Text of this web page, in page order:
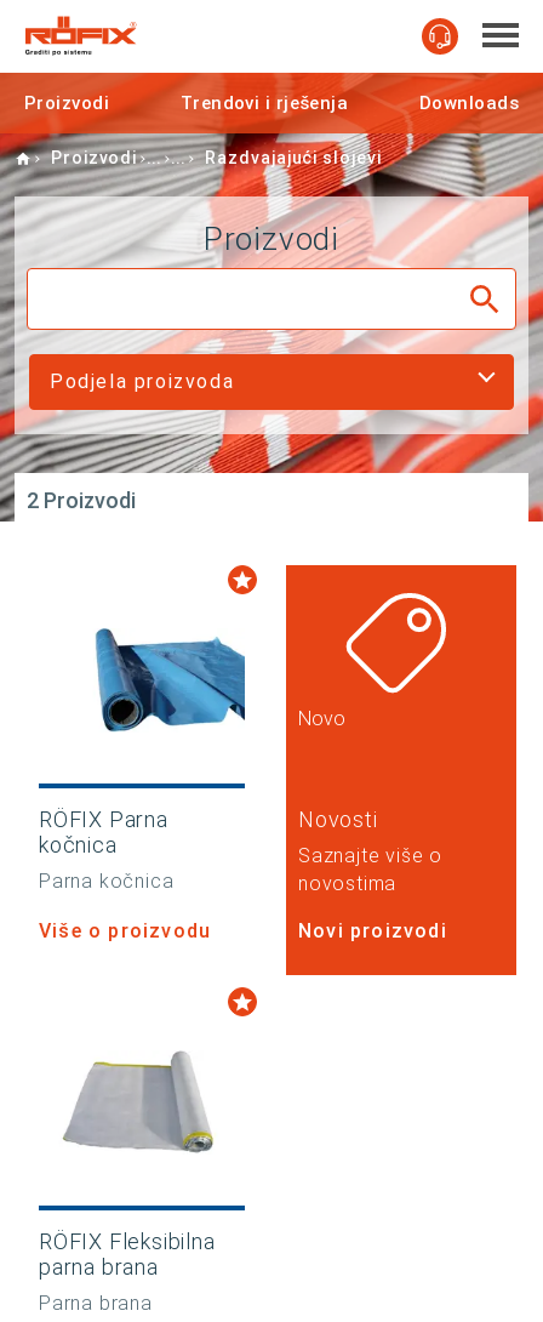
Proizvodi Trendovi i rješenja Downloads
Home
Proizvodi Razdvajajući slojevi
Proizvodi
Podjela proizvoda
2 Proizvodi
RÖFIX Parna
kočnica
Parna kočnica
Više o proizvodu
Novo
Novosti
Saznajte više o
novostima
Novi proizvodi
RÖFIX Fleksibilna
parna brana
Parna brana